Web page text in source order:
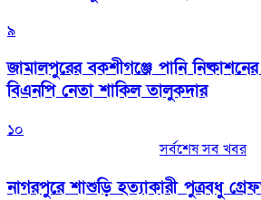
৯
জামালপুরের বকশীগঞ্জে পানি
বিএনপি নেতা শাকিল তালুকদার
১০
সর্বশেষ সব খবর
নাগরপুরে শাশুড়ি হত্যাকারী পুত্রবধু